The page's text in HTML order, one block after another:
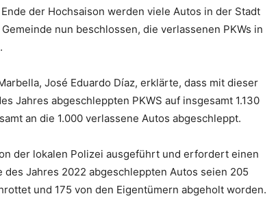
der Hochsaison werden viele Autos in der Stadt
nun beschlossen, die verlassenen PKWs in
José Eduardo Díaz, erklärte, dass mit dieser
Jahres abgeschleppten PKWS auf insgesamt 1.130
an die 1.000 verlassene Autos abgeschleppt.
der lokalen Polizei ausgeführt und erfordert einen
des Jahres 2022 abgeschleppten Autos seien 205
und 175 von den Eigentümern abgeholt worden.